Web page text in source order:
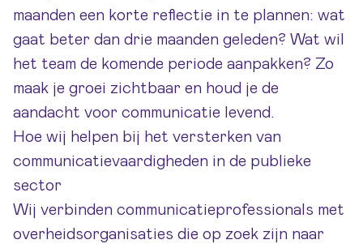
maanden een korte reflectie in te plannen: wat
gaat beter dan drie maanden geleden? Wat wil
het team de komende periode aanpakken? Zo
maak je groei zichtbaar en houd je de
aandacht voor communicatie levend.
Hoe wij helpen bij het versterken van
communicatievaardigheden in de publieke
sector
Wij verbinden communicatieprofessionals met
overheidsorganisaties die op zoek zijn naar